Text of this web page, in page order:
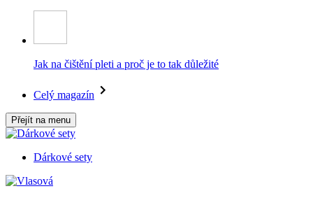
Jak na čištění pleti a proč je to tak důležité
Celý magazín
Přejít na menu
Dárkové sety